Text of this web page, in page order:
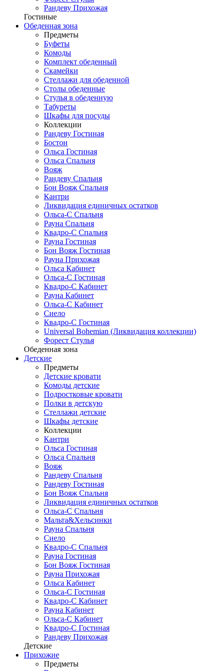
Рандеву Прихожая
Гостиные
Обеденная зона
Предметы
Буфеты
Комоды
Комплект обеденный
Скамейки
Стеллажи для обеденной
Столы обеденные
Стулья в обеденную
Табуреты
Шкафы для посуды
Коллекции
Рандеву Гостиная
Бостон
Ольса Гостиная
Ольса Спальня
Вояж
Рандеву Спальня
Бон Вояж Спальня
Кантри
Ликвидация единичных остатков
Ольса-С Спальня
Рауна Спальня
Квадро-С Спальня
Рауна Гостиная
Бон Вояж Гостиная
Рауна Прихожая
Ольса Кабинет
Ольса-С Гостиная
Квадро-С Кабинет
Рауна Кабинет
Ольса-С Кабинет
Сиело
Квадро-С Гостиная
Universal Bohemian (Ликвидация коллекции)
Форест Стулья
Обеденная зона
Детские
Предметы
Детские кровати
Комоды детские
Подростковые кровати
Полки в детскую
Стеллажи детские
Шкафы детские
Коллекции
Кантри
Ольса Гостиная
Ольса Спальня
Вояж
Рандеву Спальня
Рандеву Гостиная
Бон Вояж Спальня
Ликвидация единичных остатков
Ольса-С Спальня
Мальта&Хельсинки
Рауна Спальня
Сиело
Квадро-С Спальня
Рауна Гостиная
Бон Вояж Гостиная
Рауна Прихожая
Ольса Кабинет
Ольса-С Гостиная
Квадро-С Кабинет
Рауна Кабинет
Ольса-С Кабинет
Квадро-С Гостиная
Рандеву Прихожая
Детские
Прихожие
Предметы